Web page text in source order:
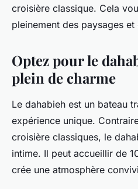
croisière classique. Cela
pleinement des paysages
Optez pour le
plein de charme
Le dahabieh est un bateau
expérience unique.
croisière classiques, le
intime. Il peut accueillir de
crée une atmosphère